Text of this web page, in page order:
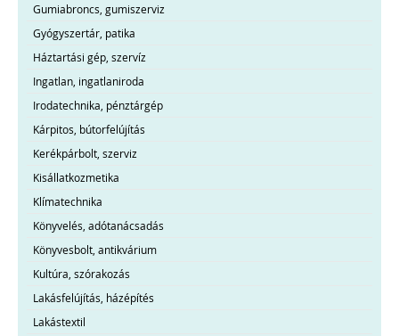
Gumiabroncs, gumiszerviz
Gyógyszertár, patika
Háztartási gép, szervíz
Ingatlan, ingatlaniroda
Irodatechnika, pénztárgép
Kárpitos, bútorfelújítás
Kerékpárbolt, szerviz
Kisállatkozmetika
Klímatechnika
Könyvelés, adótanácsadás
Könyvesbolt, antikvárium
Kultúra, szórakozás
Lakásfelújítás, házépítés
Lakástextil